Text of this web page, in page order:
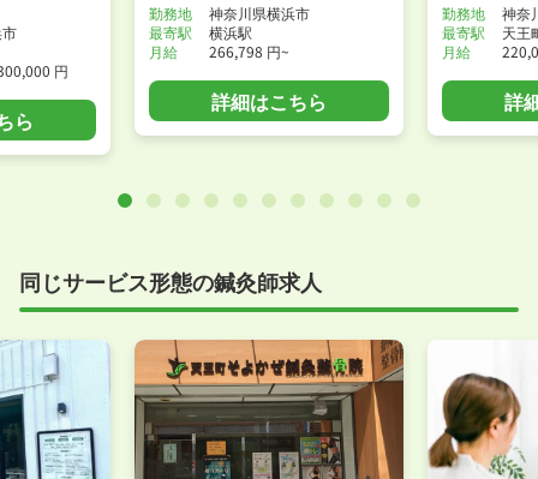
円
ら
勤務地
神奈川県横浜市
最寄駅
横浜駅
月給
266,798 円~
詳細はこちら
勤務地
神奈
最寄駅
天王
月給
詳
同じサービス形態の鍼灸師求人